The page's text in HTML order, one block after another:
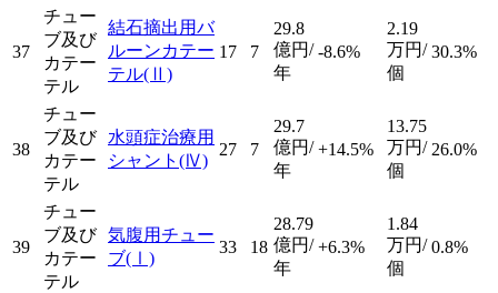
37
チュー
ブ及び
カテー
テル
結石摘出用バ
ルーンカテー
テル(Ⅱ)
17 7
29.8
億円/
年
-8.6%
2.19
万円/
個
30.3%
38
チュー
ブ及び
カテー
テル
水頭症治療用
シャント (Ⅳ)
27 7
29.7
億円/
年
+14.5%
13.75
万円/
個
26.0%
39
チュー
ブ及び
カテー
テル
気腹用チュー
ブ(Ⅰ)
33 18
28.79
億円/
年
+6.3%
1.84
万円/
個
0.8%